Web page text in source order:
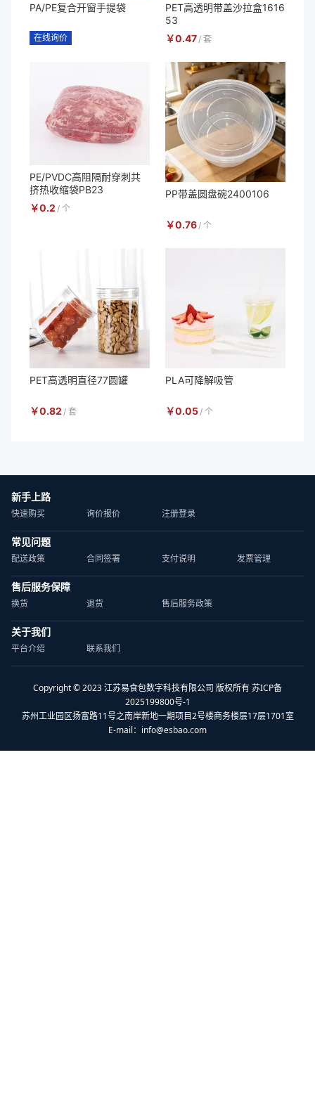
PA/PE复合开窗手提袋
在线询价
PET高透明带盖沙拉盒1616
53
￥0.47 / 套
PE/PVDC高阻隔耐穿刺共
挤热收缩袋PB23
￥0.2 / 个
PP带盖圆盘碗2400106
￥0.76 / 个
PET高透明直径77圆罐
￥0.82 / 套
PLA可降解吸管
￥0.05 / 个
新手上路
快速购买 询价报价 注册登录
常见问题
配送政策 合同签署 支付说明 发票管理
售后服务保障
换货 退货 售后服务政策
关于我们
平台介绍 联系我们
Copyright © 2023 江苏易食包数字科技有限公司 版权所有 苏ICP备
2025199800号-1
苏州工业园区扬富路11号之南岸新地一期项目2号楼商务楼层17层1701室
E-mail： info@esbao.com